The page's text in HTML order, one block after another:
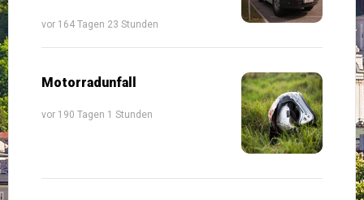
vor 164 Tagen 23 Stunden
Motorradunfall
vor 190 Tagen 1 Stunden